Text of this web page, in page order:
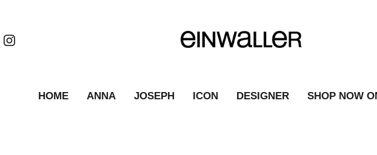
HOME ANNA JOSEPH ICON DESIGNER SHOP NOW